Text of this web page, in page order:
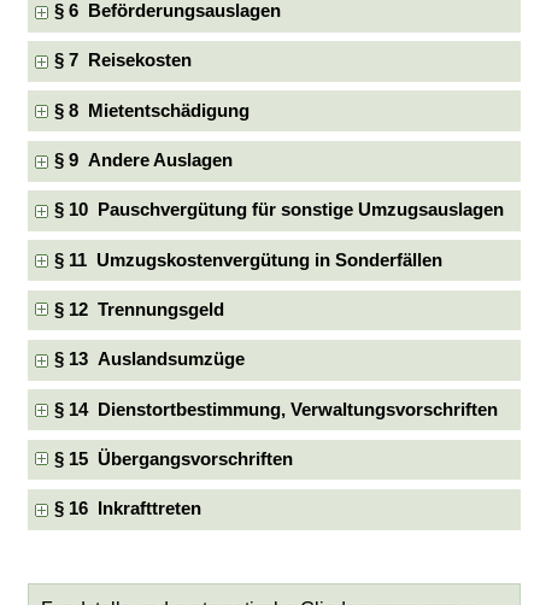
§ 6 Beförderungsauslagen
§ 7 Reisekosten
§ 8 Mietentschädigung
§ 9 Andere Auslagen
§ 10 Pauschvergütung für sonstige Umzugsauslagen
§ 11 Umzugskostenvergütung in Sonderfällen
§ 12 Trennungsgeld
§ 13 Auslandsumzüge
§ 14 Dienstortbestimmung, Verwaltungsvorschriften
§ 15 Übergangsvorschriften
§ 16 Inkrafttreten